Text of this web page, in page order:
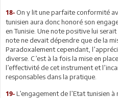
18- On y lit une parfaite conformité
tunisien aura donc honoré son
en Tunisie. Une note positive lui
note ne devait dépendre que de la
Paradoxalement cependant,
diverse. C’est à la fois la mise en
l’effectivité de cet instrument et
responsables dans la pratique.
19- L’engagement de l’Etat tunisien